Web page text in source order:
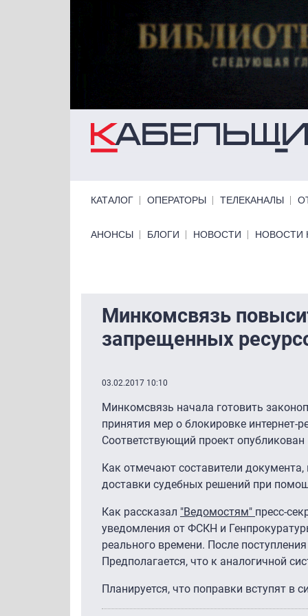
КАТАЛОГ ОПЕРАТОРЫ ТЕЛЕКАНАЛЫ
Primary links bottom
АНОНСЫ БЛОГИ НОВОСТИ НОВОСТИ
Минкомсвязь
запрещенных
03.02.2017 10:10
Минкомсвязь начала готовить
принятия мер о блокировке интернет-
Соответствующий проект
Как отмечают составители
доставки судебных решений при
Как рассказал "Ведомостям" пресс-
уведомления от ФСКН и
реального времени. После
Предполагается, что к аналогичной
Планируется, что поправки вступят в